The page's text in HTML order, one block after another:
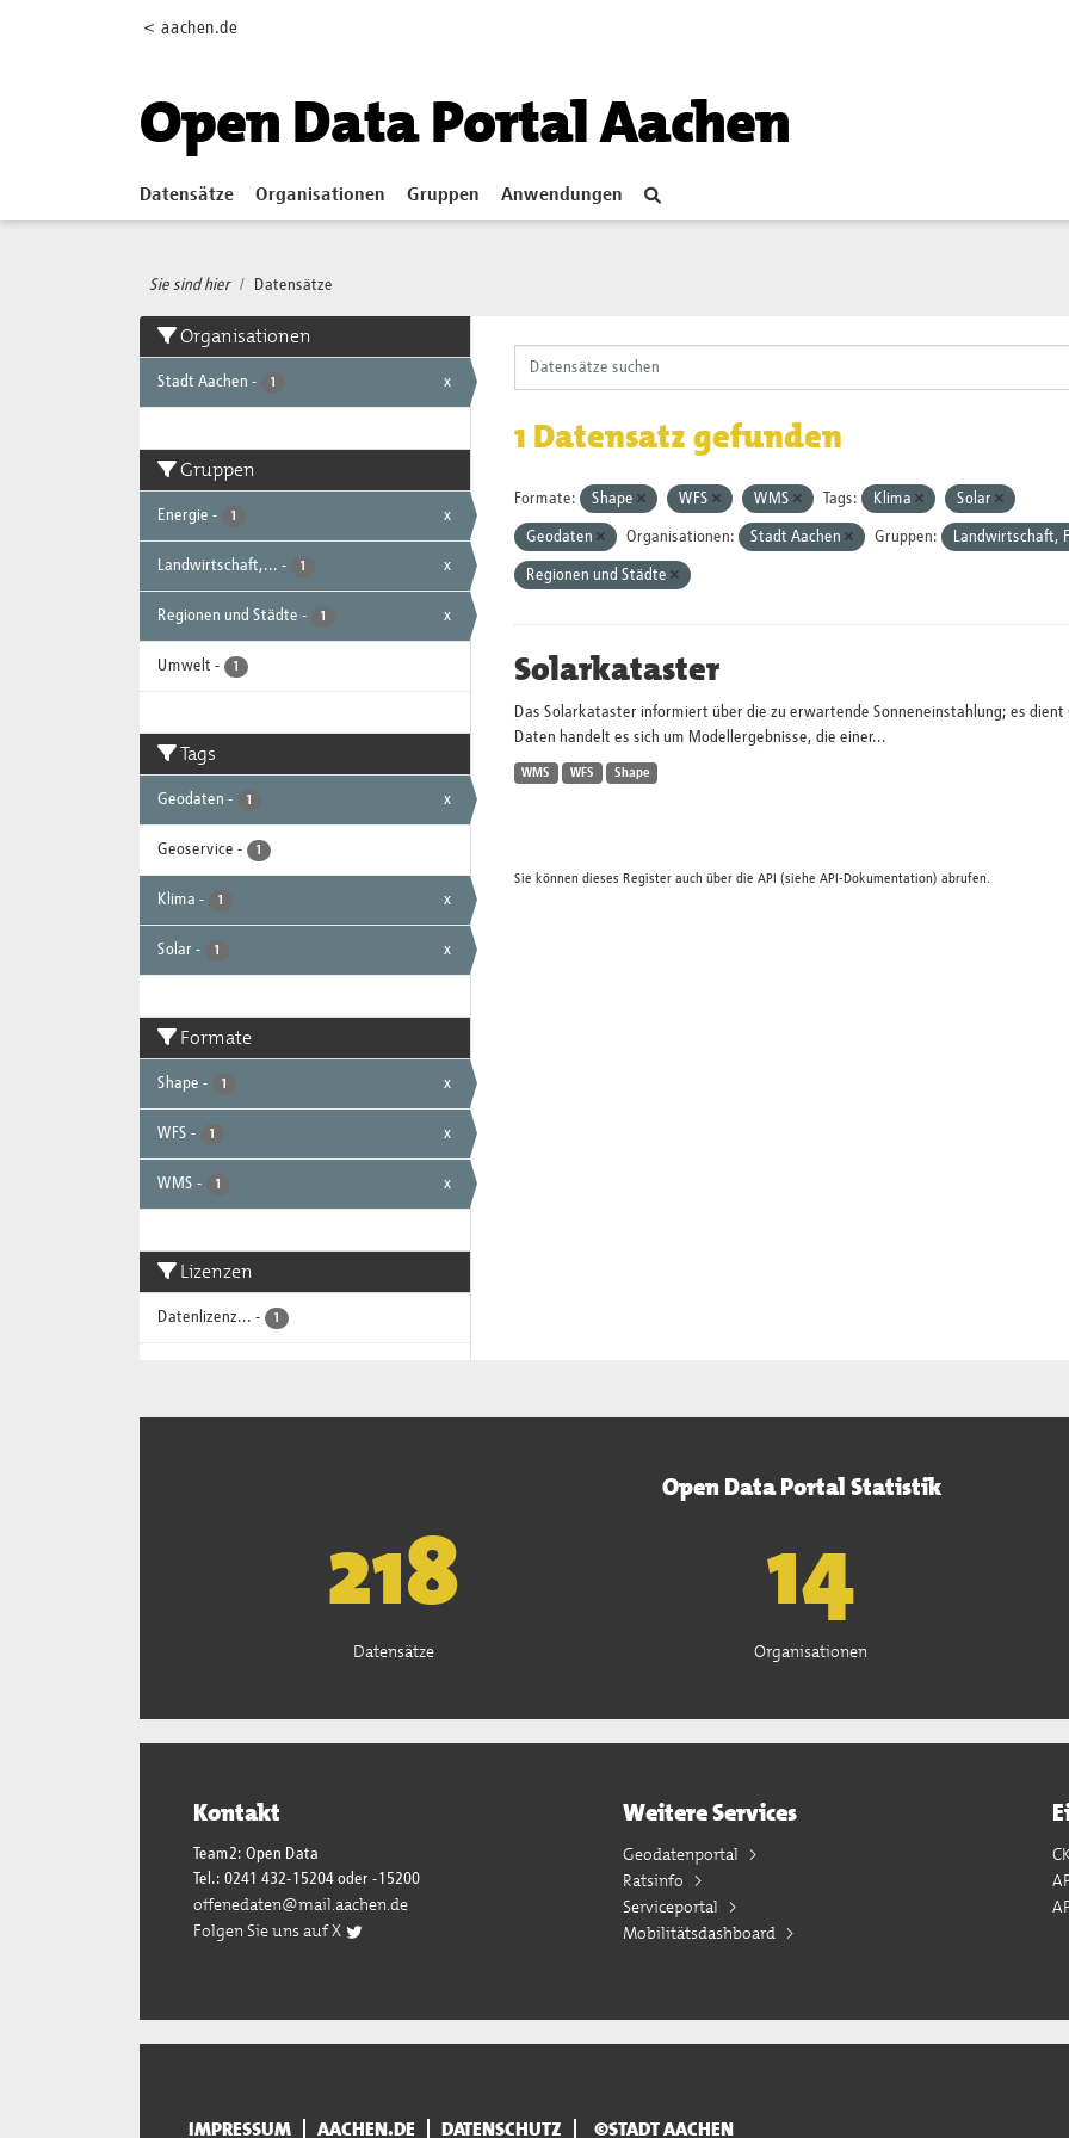
< aachen.de
Open Data Portal Aachen
Datensätze Organisationen Gruppen Anwendungen
Sie sind hier Datensätze
Organisationen
Stadt Aachen - 1 x
Gruppen
Energie - 1 x
Landwirtschaft,... - 1 x
Regionen und Städte - 1 x
Umwelt - 1
Tags
Geodaten - 1 x
Geoservice - 1
Klima - 1 x
Solar - 1 x
Formate
Shape - 1 x
WFS - 1 x
WMS - 1 x
Lizenzen
Datenlizenz... - 1
1 Datensatz gefunden
Formate: Shape WFS WMS Tags: Klima Solar
Geodaten Organisationen: Stadt Aachen Gruppen: Landwirtschaft,
Regionen und Städte
Solarkataster
Das Solarkataster informiert über die zu erwartende Sonneneinstahlung; es
Daten handelt es sich um Modellergebnisse, die einer...
WMS WFS Shape
Sie können dieses Register auch über die API (siehe API-Dokumentation) abrufen.
Open Data Portal Statistik
221
Datensätze
15
Organisationen
Kontakt
Team2: Open Data
Tel.: 0241 432-15204 oder -15200
offenedaten@mail.aachen.de
Folgen Sie uns auf X
Weitere Services
Geodatenportal
Ratsinfo
Serviceportal
Mobilitätsdashboard
IMPRESSUM AACHEN.DE DATENSCHUTZ ©STADT AACHEN